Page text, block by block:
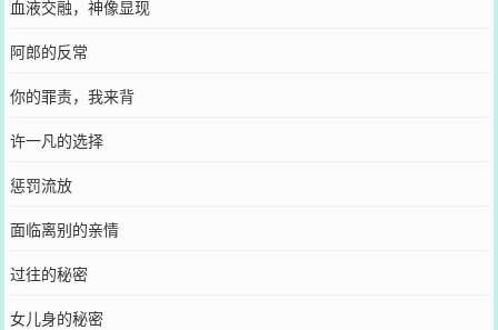
血液交融，神像显现
阿郎的反常
你的罪责，我来背
许一凡的选择
惩罚流放
面临离别的亲情
过往的秘密
女儿身的秘密